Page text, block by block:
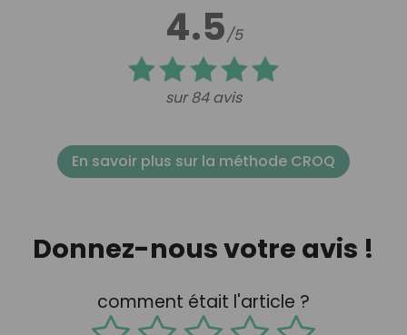
4.5/5
sur 84 avis
En savoir plus sur la méthode CROQ
Donnez-nous votre avis !
comment était l'article ?